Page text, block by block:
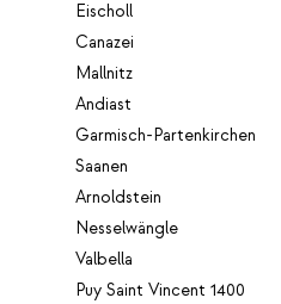
Eischoll
Canazei
Mallnitz
Andiast
Garmisch-Partenkirchen
Saanen
Arnoldstein
Nesselwängle
Valbella
Puy Saint Vincent 1400